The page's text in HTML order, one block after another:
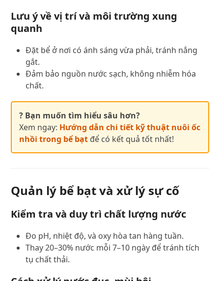
Lưu ý về vị trí và môi trường xung
quanh
Đặt bể ở nơi có ánh sáng vừa phải, tránh nắng
gắt.
Đảm bảo nguồn nước sạch, không nhiễm hóa
chất.
? Bạn muốn tìm hiểu sâu hơn?
Xem ngay: Hướng dẫn chi tiết kỹ thuật nuôi ốc
nhồi trong bể bạt để có kết quả tốt nhất!
Quản lý bể bạt và xử lý sự cố
Kiểm tra và duy trì chất lượng nước
Đo pH, nhiệt độ, và oxy hòa tan hàng tuần.
Thay 20–30% nước mỗi 7–10 ngày để tránh tích
tụ chất thải.